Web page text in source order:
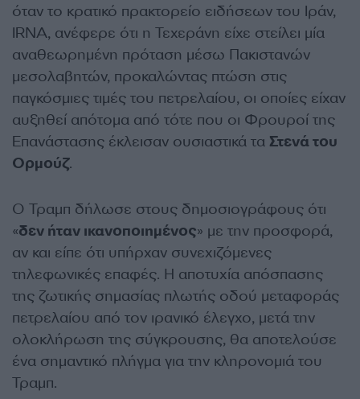
όταν το κρατικό πρακτορείο ειδήσεων του Ιράν,
IRNA, ανέφερε ότι η Τεχεράνη είχε στείλει μία
αναθεωρημένη πρόταση μέσω Πακιστανών
μεσολαβητών, προκαλώντας πτώση στις
παγκόσμιες τιμές του πετρελαίου, οι οποίες είχαν
αυξηθεί απότομα από τότε που οι Φρουροί της
Επανάστασης έκλεισαν ουσιαστικά τα Στενά του
Ορμούζ.
Ο Τραμπ δήλωσε στους δημοσιογράφους ότι
«δεν ήταν ικανοποιημένος» με την προσφορά,
αν και είπε ότι υπήρχαν συνεχιζόμενες
τηλεφωνικές επαφές. Η αποτυχία απόσπασης
της ζωτικής σημασίας πλωτής οδού μεταφοράς
πετρελαίου από τον ιρανικό έλεγχο, μετά την
ολοκλήρωση της σύγκρουσης, θα αποτελούσε
ένα σημαντικό πλήγμα για την κληρονομιά του
Τραμπ.